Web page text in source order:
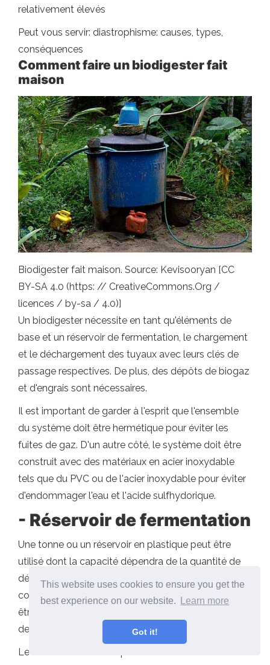
This website uses cookies to ensure you get the
best experience on our website.
Learn more
Got it!
relativement élevés
Peut vous servir: diastrophisme: causes, types,
conséquences
Comment faire un biodigester fait
maison
Biodigester fait maison. Source: Kevisooryan [CC
BY-SA 4.0 (https: // CreativeCommons.Org /
licences / by-sa / 4.0)]
Un biodigester nécessite en tant qu'éléments de
base et un réservoir de fermentation, le chargement
et le déchargement des tuyaux avec leurs clés de
passage respectives. De plus, des dépôts de biogaz
et d'engrais sont nécessaires.
Il est important de garder à l'esprit que l'ensemble
du système doit être hermétique pour éviter les
fuites de gaz. D'un autre côté, le système doit être
construit avec des matériaux en acier inoxydable
tels que du PVC ou de l'acier inoxydable pour éviter
d'endommager l'eau et l'acide sulfhydorique.
- Réservoir de fermentation
Une tonne ou un réservoir en plastique peut être
utilisé dont la capacité dépendra de la quantité de
déchets organiques à traiter. Ce dépôt doit avoir un
couvercle hermétique ou, à défaut, le couvercle doit
être scellé avec une colle en plastique résistante à
des températures élevées.
Le réservoir doit avoir quatre trous et toutes les